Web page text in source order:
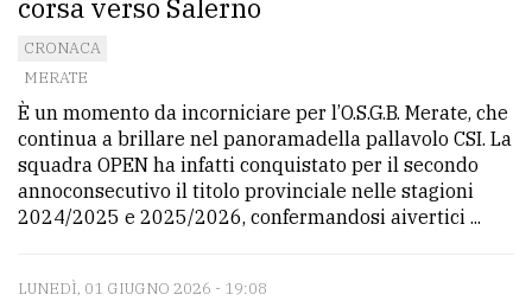
corsa verso Salerno
CRONACA
MERATE
È un momento da incorniciare per l’O.S.G.B. Merate, che
continua a brillare nel panoramadella pallavolo CSI. La
squadra OPEN ha infatti conquistato per il secondo
annoconsecutivo il titolo provinciale nelle stagioni
2024/2025 e 2025/2026, confermandosi aivertici ...
LUNEDÌ, 01 GIUGNO 2026 - 19:08